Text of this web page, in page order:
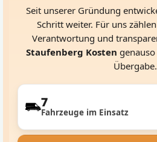
Seit unserer Gründung
Schritt weiter. Für uns
Verantwortung und
Staufenberg Kosten
Übergabe.
7
Fahrzeuge im Einsatz